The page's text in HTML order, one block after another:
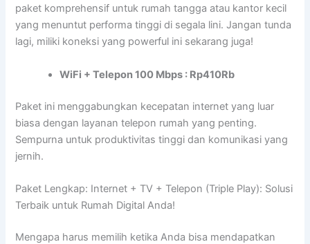
paket komprehensif untuk rumah tangga atau kantor kecil
yang menuntut performa tinggi di segala lini. Jangan tunda
lagi, miliki koneksi yang powerful ini sekarang juga!
WiFi + Telepon 100 Mbps : Rp410Rb
Paket ini menggabungkan kecepatan internet yang luar
biasa dengan layanan telepon rumah yang penting.
Sempurna untuk produktivitas tinggi dan komunikasi yang
jernih.
Paket Lengkap: Internet + TV + Telepon (Triple Play): Solusi
Terbaik untuk Rumah Digital Anda!
Mengapa harus memilih ketika Anda bisa mendapatkan